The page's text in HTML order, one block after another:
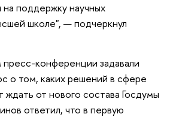
поддержку научных
школе", — подчеркнул
конференции задавали
о том, каких решений в сфере
ждать от нового состава Госдумы
ответил, что в первую